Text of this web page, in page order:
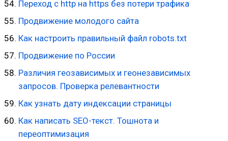
Переход с http на https без потери трафика
Продвижение молодого сайта
Как настроить правильный файл robots.txt
Продвижение по России
Различия геозависимых и геонезависимых
запросов. Проверка релевантности
Как узнать дату индексации страницы
Как написать SEO-текст. Тошнота и
переоптимизация